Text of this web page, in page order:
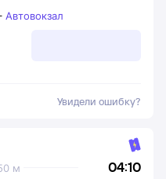
Автовокзал
Увидели ошибку?
04:10
м